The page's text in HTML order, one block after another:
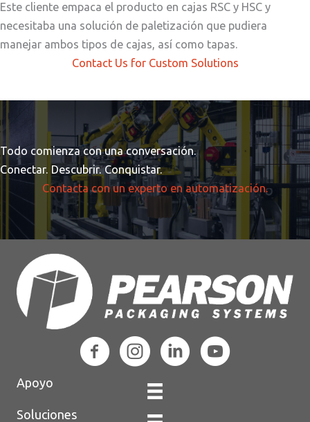
Este cliente empaca el producto en cajas RSC y HSC y
necesitaba una solución de paletización que pudiera
manejar ambos tipos de cajas, así como tapas.
Contact Us for Custom Solutions
Todo comienza con una conversación.
Conectar. Descubrir. Conquistar.
Contacta con un experto en automatización.
Apoyo
Soluciones